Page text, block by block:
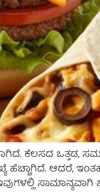
ಕೆಲಸದ ಒತ್ತಡ,
ಹೆಚ್ಚಾಗಿದೆ. ಆದರೆ,
ಸಾಮಾನ್ಯವಾಗಿ